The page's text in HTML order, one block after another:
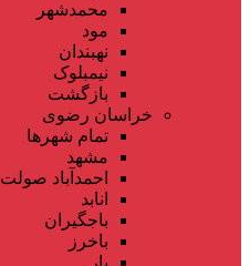
محمدشهر
مود
نهبندان
نیمبلوک
بازگشت
خراسان رضوی
تمام شهر‌ها
مشهد
احمدآباد صولت
انابد
باجگیران
باخرز
بار